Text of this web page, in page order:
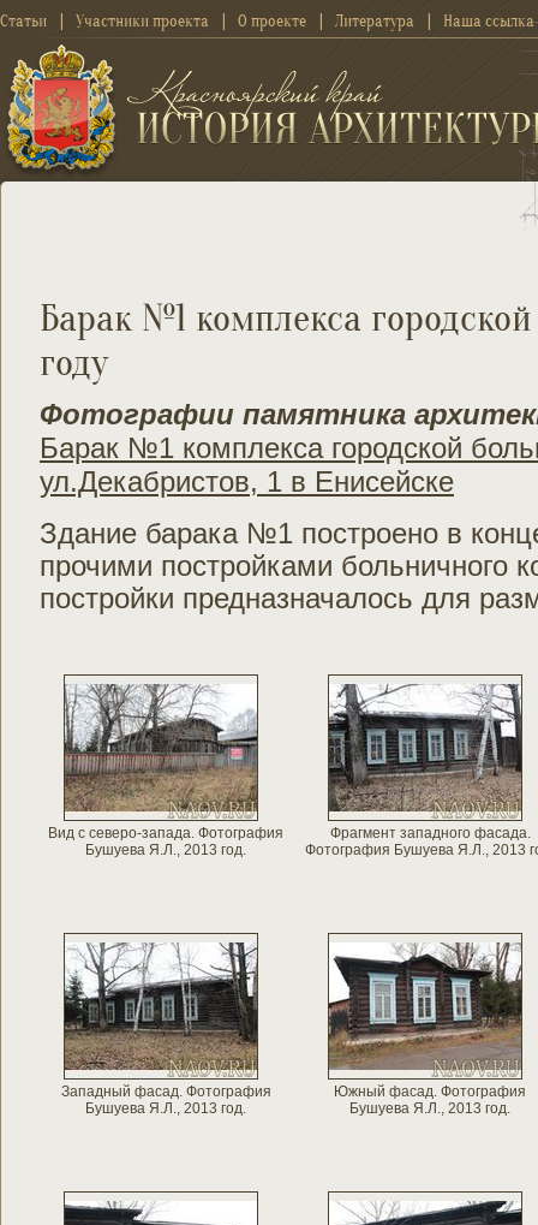
Статьи Участники проекта О проекте Литература Наша ссылка
Барак №1 комплекса
году
Фотографии памятника
Барак №1 комплекса городской
ул.Декабристов, 1 в Енисейске
Здание барака №1 построено в
прочими постройками боль­ничного
постройки предназначалось для
Вид с северо-запада. Фотография
Бушуева Я.Л., 2013 год.
Фрагмент западного фасада.
Фотография Бушуева Я.Л., 2013
Западный фасад. Фотография
Бушуева Я.Л., 2013 год.
Южный фасад. Фотография
Бушуева Я.Л., 2013 год.